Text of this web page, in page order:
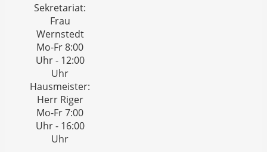
Sekretariat:
Frau
Wernstedt
Mo-Fr 8:00
Uhr - 12:00
Uhr
Hausmeister:
Herr Riger
Mo-Fr 7:00
Uhr - 16:00
Uhr